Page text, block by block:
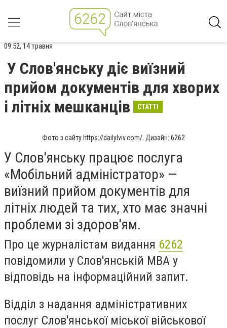
09:52, 14 травня
У Слов'янську діє виїзний
прийом документів для хворих
і літніх мешканців
СТАТТІ
Фото з сайту https://dailylviv.com/. Дизайн: 6262
У Слов'янську працює послуга
«Мобільний адміністратор» —
виїзний прийом документів для
літніх людей та тих, хто має значні
проблеми зі здоров'ям.
Про це журналістам видання 6262
повідомили у Слов'янській МВА у
відповідь на інформаційний запит.
Відділ з надання адміністративних
послуг Слов'янської міської військової